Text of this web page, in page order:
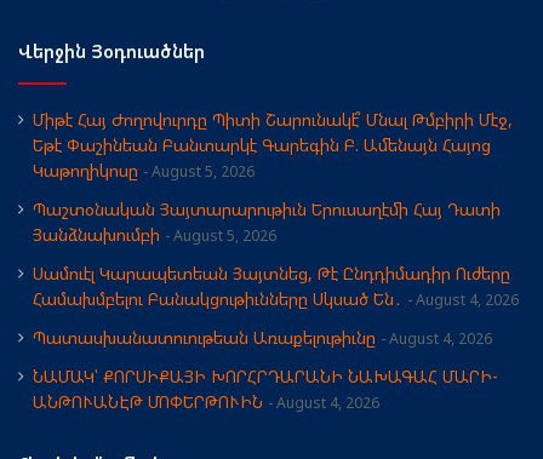
Վերջին Յօդուածներ
Միթէ Հայ Ժողովուրդը Պիտի Շարունակէ՞ Մնալ Թմբիրի Մէջ,
Եթէ Փաշինեան Բանտարկէ Գարեգին Բ. Ամենայն Հայոց
Կաթողիկոսը
August 5, 2026
Պաշտօնական Յայտարարութիւն Երուսաղէմի Հայ Դատի
Յանձնախումբի
August 5, 2026
Սամուէլ Կարապետեան Յայտնեց, Թէ Ընդդիմադիր Ուժերը
Համախմբելու Բանակցութիւնները Սկսած Են․
August 4, 2026
Պատասխանատուութեան Առաքելութիւնը August 4, 2026
ՆԱՄԱԿ՝ ՔՈՐՍԻՔԱՅԻ ԽՈՐՀՐԴԱՐԱՆԻ ՆԱԽԱԳԱՀ ՄԱՐԻ-
ԱՆԹՈՒԱՆԷԹ ՄՈՓԵՐԹՈՒԻՆ
August 4, 2026